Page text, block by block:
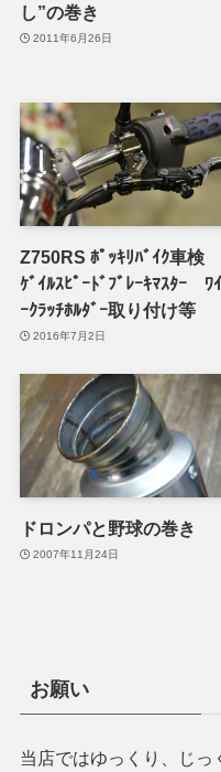
し”の巻き
2011年6月26日
Z750RS ﾎﾟｯｷﾘﾊﾞｲｸ車検
ｹﾞｲﾙｽﾋﾟｰﾄﾞﾌﾞﾚｰｷﾏｽﾀｰ ﾜ
ｰｸﾗｯﾁﾎﾙﾀﾞｰ取り付け等
2016年7月2日
ドロンパと野球の巻き
2007年11月24日
お願い
当店ではゆっくり、じ